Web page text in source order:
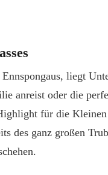
liegt
anreist oder die
für die
des ganz großen